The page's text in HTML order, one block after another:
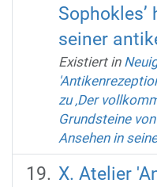
Sophokles’
seiner
Existiert in
zu ‚Der
Grundsteine
Ansehen in
X. Atelier